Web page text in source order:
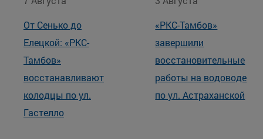
От Сенько до
Елецкой: «РКС-
Тамбов»
восстанавливают
колодцы по ул.
Гастелло
«РКС-Тамбов»
завершили
восстановительные
работы на водоводе
по ул. Астраханской